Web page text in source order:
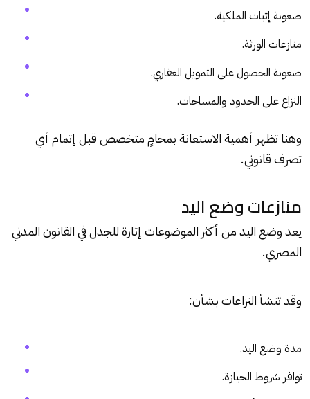
صعوبة إثبات الملكية.
منازعات الورثة.
صعوبة الحصول على التمويل العقاري.
النزاع على الحدود والمساحات.
وهنا تظهر أهمية الاستعانة بمحامٍ متخصص قبل إتمام أي
تصرف قانوني.
منازعات وضع اليد
يعد وضع اليد من أكثر الموضوعات إثارة للجدل في القانون المدني
المصري.
وقد تنشأ النزاعات بشأن:
مدة وضع اليد.
توافر شروط الحيازة.